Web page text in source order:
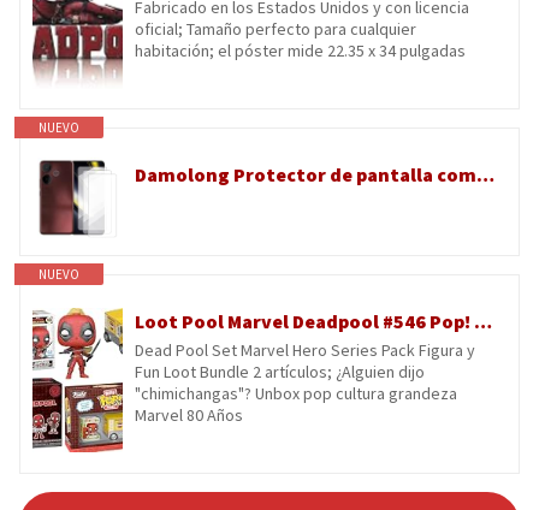
Fabricado en los Estados Unidos y con licencia
oficial; Tamaño perfecto para cualquier
habitación; el póster mide 22.35 x 34 pulgadas
NUEVO
Damolong Protector de pantalla compatible con Xiaomi Poco F6 Deadpool(6.76 pollici) [paquete de 3] película protectora de vidrio templado adecuado para Xiaomi Poco F6 Deadpool
NUEVO
Loot Pool Marvel Deadpool #546 Pop! Vinilo incluido con mini figura de Marvel, personaje Chimichanga, 2 artículos
Dead Pool Set Marvel Hero Series Pack Figura y
Fun Loot Bundle 2 artículos; ¿Alguien dijo
"chimichangas"? Unbox pop cultura grandeza
Marvel 80 Años